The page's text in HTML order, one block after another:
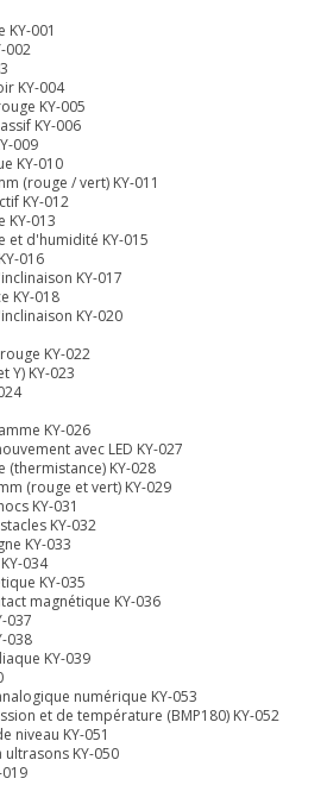
001
002
KY-004
KY-005
KY-006
009
KY-010
(rouge / vert) KY-011
KY-012
KY-013
et d'humidité KY-015
016
KY-017
KY-018
KY-020
KY-022
Y) KY-023
KY-026
avec LED KY-027
KY-028
(rouge et vert) KY-029
KY-031
KY-032
KY-033
034
KY-035
magnétique KY-036
037
038
KY-039
numérique KY-053
et de température (BMP180) KY-052
niveau KY-051
KY-050